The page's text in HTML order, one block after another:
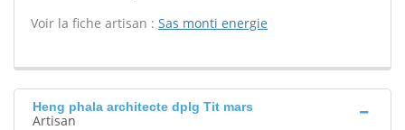
Voir la fiche artisan : Sas monti energie
Heng phala architecte dplg Tit mars
Artisan